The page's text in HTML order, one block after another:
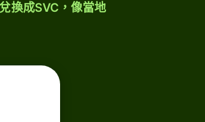
換成SVC，像當地